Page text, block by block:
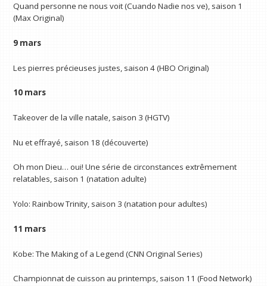
Quand personne ne nous voit (Cuando Nadie nos ve), saison 1
(Max Original)
9 mars
Les pierres précieuses justes, saison 4 (HBO Original)
10 mars
Takeover de la ville natale, saison 3 (HGTV)
Nu et effrayé, saison 18 (découverte)
Oh mon Dieu… oui! Une série de circonstances extrêmement
relatables, saison 1 (natation adulte)
Yolo: Rainbow Trinity, saison 3 (natation pour adultes)
11 mars
Kobe: The Making of a Legend (CNN Original Series)
Championnat de cuisson au printemps, saison 11 (Food Network)